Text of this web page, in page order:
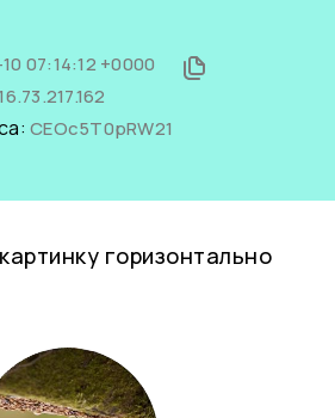
07:14:12 +0000
CEOc5T0pRW21
горизонтально